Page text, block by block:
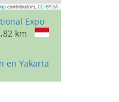
contributors, CC-BY-SA
Expo
km
en Yakarta